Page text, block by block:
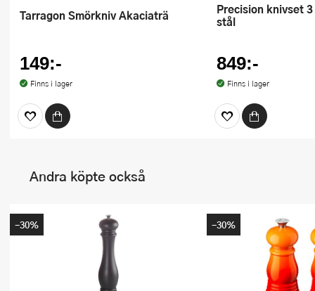
Tarragon Smörkniv Akaciaträ
149:-
Finns i lager
Precision knivset 3 delar rostfritt
stål
849:-
Finns i lager
Andra köpte också
-30% -30%